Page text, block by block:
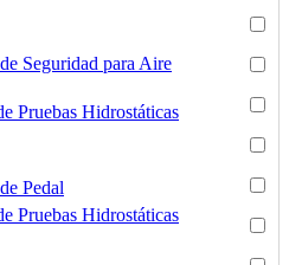
Seguridad para Aire
Pruebas Hidrostáticas
Pruebas Hidrostáticas
Pedal